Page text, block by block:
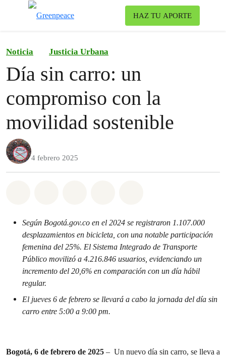
HAZ TU APORTE
Noticia Justicia Urbana
Día sin carro: un
compromiso con la
movilidad sostenible
4 febrero 2025
Según Bogotá.gov.co en el 2024 se registraron 1.107.000
desplazamientos en bicicleta, con una notable participación
femenina del 25%. El Sistema Integrado de Transporte
Público movilizó a 4.216.846 usuarios, evidenciando un
incremento del 20,6% en comparación con un día hábil
regular.
El jueves 6 de febrero se llevará a cabo la jornada del día sin
carro entre 5:00 a 9:00 pm.
Bogotá, 6 de febrero de 2025 – Un nuevo día sin carro, se lleva a